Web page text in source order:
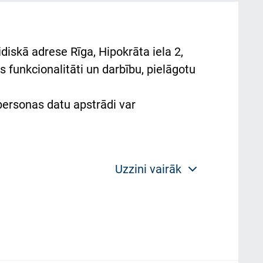
adrese Rīga, Hipokrāta iela 2,
funkcionalitāti un darbību, pielāgotu
datu apstrādi var
Uzzini vairāk